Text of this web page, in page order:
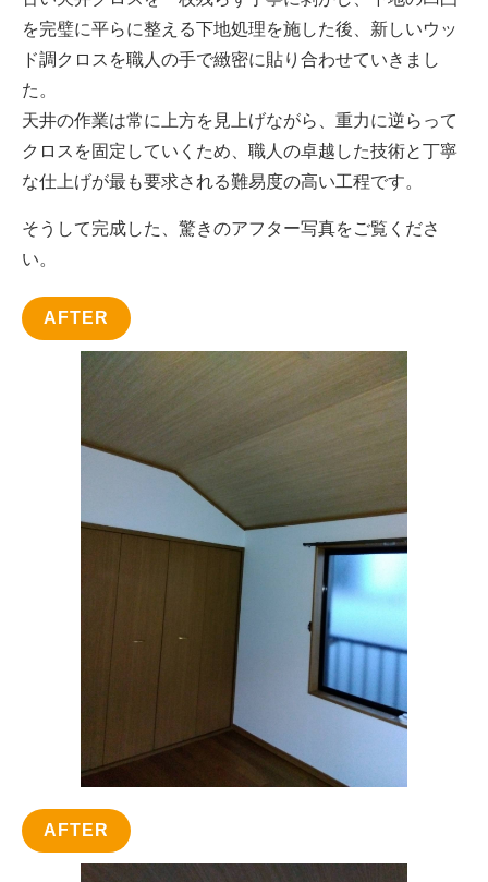
を完璧に平らに整える下地処理を施した後、新しいウッ
ド調クロスを職人の手で緻密に貼り合わせていきまし
た。
天井の作業は常に上方を見上げながら、重力に逆らって
クロスを固定していくため、職人の卓越した技術と丁寧
な仕上げが最も要求される難易度の高い工程です。
そうして完成した、驚きのアフター写真をご覧くださ
い。
AFTER
AFTER